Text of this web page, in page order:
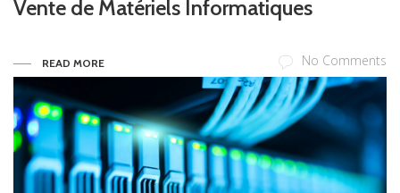
Vente de Matériels Informatiques
READ MORE No Comments